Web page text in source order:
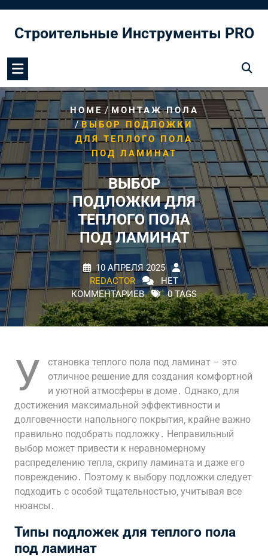
содержимому
Строительные Инструменты PRO
HOME/МОНТАЖ ПОЛА
/ ВЫБОР ПОДЛОЖКИ
ДЛЯ ТЕПЛОГО ПОЛА
ПОД ЛАМИНАТ
ВЫБОР
ПОДЛОЖКИ ДЛЯ
ТЕПЛОГО ПОЛА
ПОД ЛАМИНАТ
10 АПРЕЛЯ 2025
REDACTOR
НЕТ
КОММЕНТАРИЕВ
0 TAGS
У
становка теплого пола под ламинат – это
отличное решение для создания комфортной
и уютной атмосферы в доме․ Однако‚ для
достижения максимальной эффективности и
долговечности напольного покрытия‚ крайне важно
правильно подобрать подложку․ Неправильный
выбор может привести к неравномерному
распределению тепла‚ скрипу ламината и даже его
повреждению․ Поэтому к выбору подложки следует
подходить с особой тщательностью‚ учитывая все
нюансы․
Типы подложек для теплого пола
под ламинат